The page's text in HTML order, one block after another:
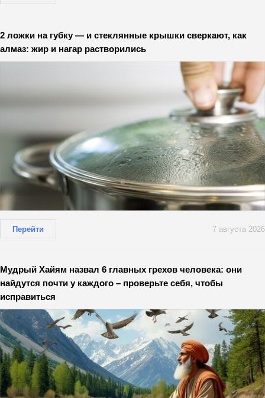
2 ложки на губку — и стеклянные крышки сверкают, как
алмаз: жир и нагар растворились
Перейти 7 августа 2026
Мудрый Хайям назвал 6 главных грехов человека: они
найдутся почти у каждого – проверьте себя, чтобы
исправиться